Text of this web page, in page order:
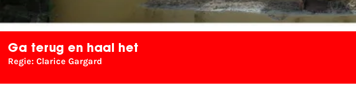
Ga terug en haal het
Regie: Clarice Gargard